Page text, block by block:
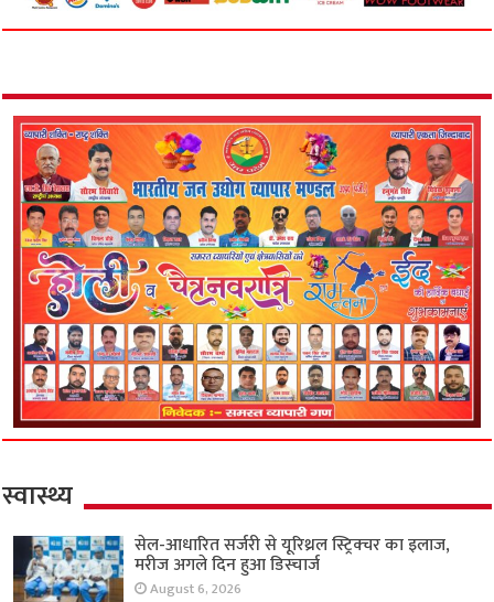
स्वास्थ्य
सेल-आधारित सर्जरी से यूरिथ्रल स्ट्रिक्चर का इलाज,
मरीज अगले दिन हुआ डिस्चार्ज
August 6, 2026